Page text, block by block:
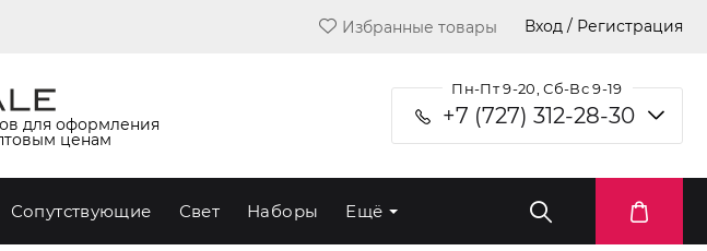
Избранные товары Вход / Регистрация
для оформления
ценам
Пн-Пт 9-20, Сб-Вс 9-19
+7 (727) 312-28-30
Сопутствующие Свет Наборы Ещё